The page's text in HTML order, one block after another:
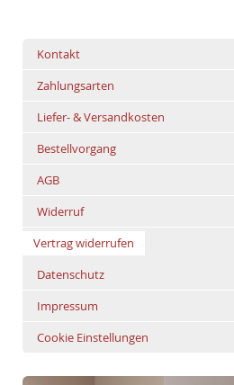
Kontakt
Zahlungsarten
Liefer- & Versandkosten
Bestellvorgang
AGB
Widerruf
Vertrag widerrufen
Datenschutz
Impressum
Cookie Einstellungen